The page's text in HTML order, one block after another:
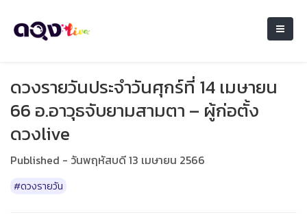
ดวงรายวันประจำวันศุกร์ที่ 14 เมษายน
66 อ.อาวุธจับยามสามตา – ผู้ก่อตั้ง
ดวงlive
Published - วันพฤหัสบดี 13 เมษายน 2566
#ดวงรายวัน